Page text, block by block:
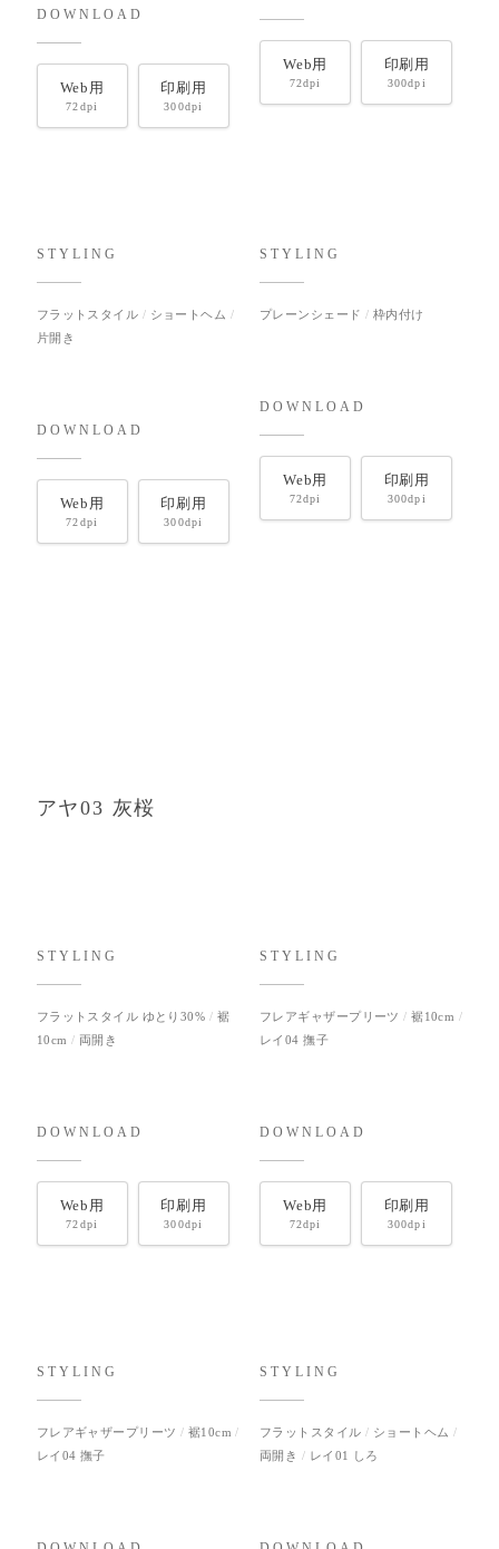
DOWNLOAD
Web用
72dpi
印刷用
300dpi
Web用
72dpi
印刷用
300dpi
STYLING
フラットスタイル
ショートヘム
片開き
DOWNLOAD
Web用
72dpi
印刷用
300dpi
STYLING
プレーンシェード 枠内付け
DOWNLOAD
Web用
72dpi
印刷用
300dpi
アヤ03 灰桜
STYLING
フラットスタイル ゆとり30%
裾
10cm
両開き
DOWNLOAD
Web用
72dpi
印刷用
300dpi
STYLING
フレアギャザープリーツ
裾10cm
レイ04 撫子
DOWNLOAD
Web用
72dpi
印刷用
300dpi
STYLING
フレアギャザープリーツ
裾10cm
レイ04 撫子
STYLING
フラットスタイル
ショートヘム
両開き
レイ01 しろ